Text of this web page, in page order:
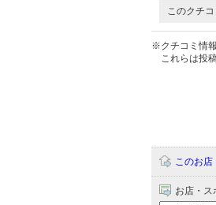
このクチ
※クチコミ情
これらは投
このお
お店・ス